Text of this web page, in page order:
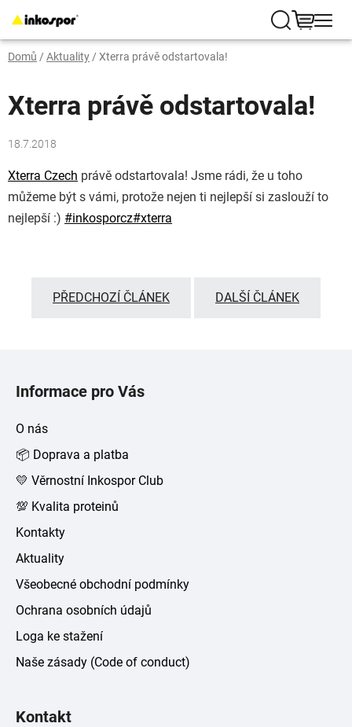
na
obsah
Hledat
Domů / Aktuality/ Xterra právě odstartovala!
Xterra právě odstartovala!
18.7.2018
Xterra Czech právě odstartovala! Jsme rádi, že u toho
můžeme být s vámi, protože nejen ti nejlepší si zaslouží to
nejlepší :) #inkosporcz#xterra
PŘEDCHOZÍ ČLÁNEK DALŠÍ ČLÁNEK
Informace pro Vás
O nás
📦 Doprava a platba
💛 Věrnostní Inkospor Club
💯 Kvalita proteinů
Kontakty
Aktuality
Všeobecné obchodní podmínky
Ochrana osobních údajů
Loga ke stažení
Naše zásady (Code of conduct)
Kontakt